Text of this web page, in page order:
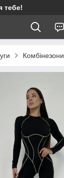
тебе!
Комбінезони